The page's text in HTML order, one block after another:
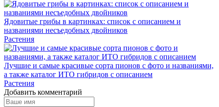
Ядовитые грибы в картинках: список с описанием и
названиями несъедобных двойников
Растения
Лучшие и самые красивые сорта пионов с фото и названиями,
а также каталог ИТО гибридов с описанием
Растения
Добавить комментарий